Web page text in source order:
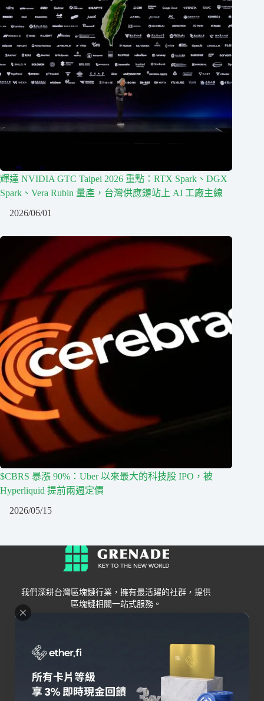
輝達 NVIDIA GTC Taipei 2026 重點：RTX Spark、DGX
Spark、Vera Rubin 量產，台灣供應鏈站上 AI 工廠主線
2026/06/01
$CBRS 暴漲 90%：Uber 以來最大的科技股 IPO，被
Hyperliquid 提前兩週定價
2026/05/15
我們深耕台灣區塊鏈行業，擁有最活躍的社群，提供
區塊鏈相關一站式服務。
Grenade
關於我們
聯絡我們
錢包
交易所
Bybit
OKX